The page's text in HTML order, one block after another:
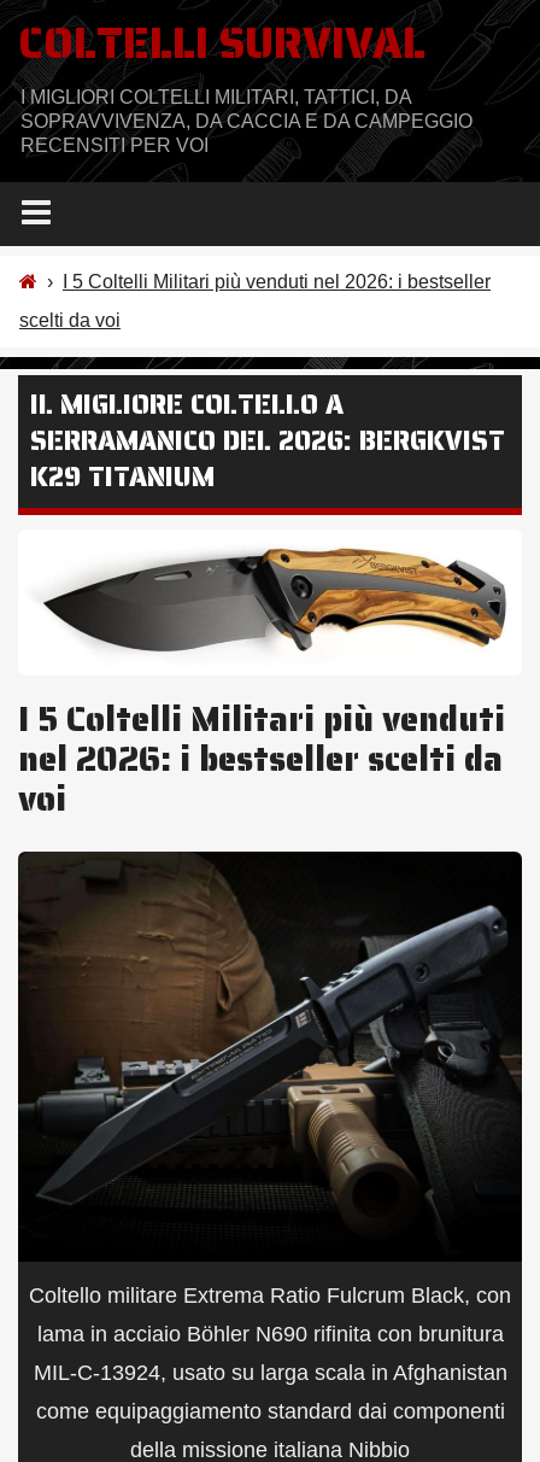
Salta
contenuto
COLTELLI SURVIVAL
I MIGLIORI COLTELLI MILITARI, TATTICI, DA
SOPRAVVIVENZA, DA CACCIA E DA CAMPEGGIO
RECENSITI PER VOI
›
I 5 Coltelli Militari più venduti nel 2026: i bestseller
scelti da voi
IL MIGLIORE COLTELLO A
SERRAMANICO DEL 2026: BERGKVIST
K29 TITANIUM
I 5 Coltelli Militari più venduti
nel 2026: i bestseller scelti da
voi
Coltello militare Extrema Ratio Fulcrum Black, con
lama in acciaio Böhler N690 rifinita con brunitura
MIL-C-13924, usato su larga scala in Afghanistan
come equipaggiamento standard dai componenti
della missione italiana Nibbio